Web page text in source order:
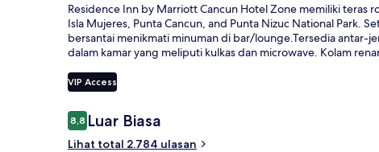
Residence Inn by Marriott Cancun Hotel Zone memiliki teras
Isla Mujeres, Punta Cancun, and Punta Nizuc National Park.
bersantai menikmati minuman di bar/lounge.Tersedia antar-
dalam kamar yang meliputi kulkas dan microwave. Kolam
VIP Access
Ulasan
8,88,8 dari 10
Luar Biasa
Lihat total 2.784 ulasan